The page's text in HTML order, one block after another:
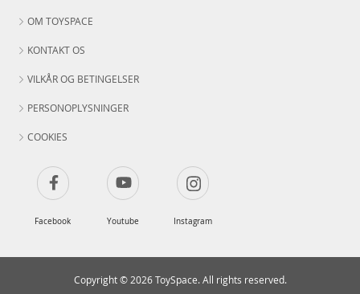
OM TOYSPACE
KONTAKT OS
VILKÅR OG BETINGELSER
PERSONOPLYSNINGER
COOKIES
Facebook Youtube Instagram
Copyright © 2026 ToySpace. All rights reserved.